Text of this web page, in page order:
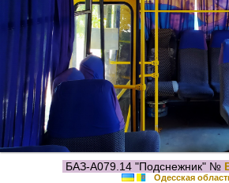
БАЗ-А079.14 "Подснежник" №
Одесская